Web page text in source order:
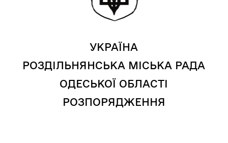
УКРАЇНА
РОЗДІЛЬНЯНСЬКА МІСЬКА РАДА
ОДЕСЬКОЇ ОБЛАСТІ
РОЗПОРЯДЖЕННЯ